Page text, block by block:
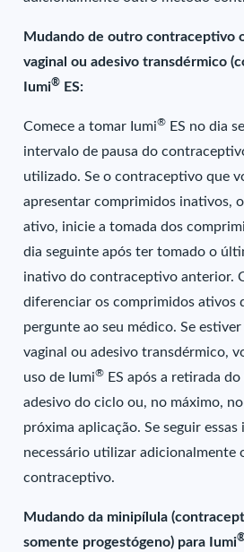
Mudando de outro contraceptivo
vaginal ou adesivo transdérmico
Iumi® ES:
Comece a tomar Iumi® ES no dia
intervalo de pausa do
utilizado. Se o contraceptivo que
apresentar comprimidos inativos,
ativo, inicie a tomada dos
dia seguinte após ter tomado o
inativo do contraceptivo anterior.
diferenciar os comprimidos ativos
pergunte ao seu médico. Se
vaginal ou adesivo transdérmico,
uso de Iumi® ES após a retirada
adesivo do ciclo ou, no máximo,
próxima aplicação. Se seguir
necessário utilizar adicionalmente
contraceptivo.
Mudando da minipílula
somente progestógeno) para Iumi